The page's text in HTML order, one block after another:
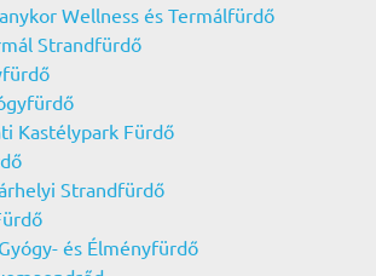
Wellness és Termálfürdő
Strandfürdő
Kastélypark Fürdő
Strandfürdő
és Élményfürdő